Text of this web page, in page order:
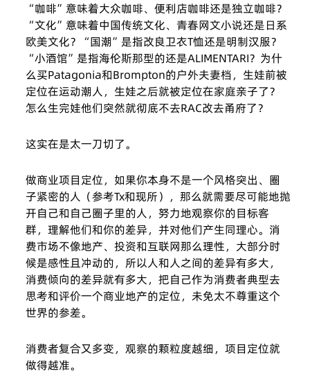
“咖啡”意味着大众咖啡、便利店咖啡还是独立咖啡？
“文化”意味着中国传统文化、青春网文小说还是日系
欧美文化？“国潮”是指改良卫衣T恤还是明制汉服？
“小酒馆”是指海伦斯那型的还是ALIMENTARI？为什
么买Patagonia和Brompton的户外夫妻档，生娃前被
定位在运动潮人，生娃之后就被定位在家庭亲子了？
怎么生完娃他们突然就彻底不去RAC改去甬府了？
这实在是太一刀切了。
做商业项目定位，如果你本身不是一个风格突出、圈
子紧密的人（参考Tx和现所），那么就需要尽可能地抛
开自己和自己圈子里的人，努力地观察你的目标客
群，理解他们和你的差异，并对他们产生同理心。消
费市场不像地产、投资和互联网那么理性，大部分时
候是感性且冲动的，所以人和人之间的差异有多大，
消费倾向的差异就有多大，把自己作为消费者典型去
思考和评价一个商业地产的定位，未免太不尊重这个
世界的参差。
消费者复合又多变，观察的颗粒度越细，项目定位就
做得越准。